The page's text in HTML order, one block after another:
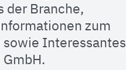
der Branche,
zum
sowie Interessantes